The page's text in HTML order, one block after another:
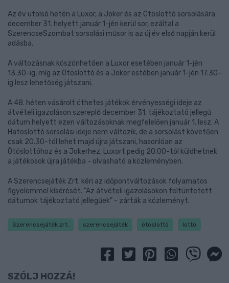
Az év utolsó hetén a Luxor, a Joker és az Ötöslottó sorsolására
december 31. helyett január 1-jén kerül sor, ezáltal a
SzerencseSzombat sorsolási műsor is az új év első napján kerül
adásba.
A változásnak köszönhetően a Luxor esetében január 1-jén
13.30-ig, míg az Ötöslottó és a Joker estében január 1-jén 17.30-
ig lesz lehetőség játszani.
A 48. héten vásárolt öthetes játékok érvényességi ideje az
átvételi igazoláson szereplő december 31. tájékoztató jellegű
dátum helyett ezen változásoknak megfelelően január 1. lesz. A
Hatoslottó sorsolási ideje nem változik, de a sorsolást követően
csak 20.30-tól lehet majd újra játszani, hasonlóan az
Ötöslottóhoz és a Jokerhez, Luxort pedig 20.00-tól küldhetnek
a játékosok újra játékba - olvasható a közleményben.
A Szerencsejáték Zrt. kéri az időpontváltozások folyamatos
figyelemmel kísérését. "Az átvételi igazolásokon feltüntetett
dátumok tájékoztató jellegűek" - zárták a közleményt.
Szerencsejáték zrt. szerencsejáték ötöslottó lottó
SZÓLJ HOZZÁ!